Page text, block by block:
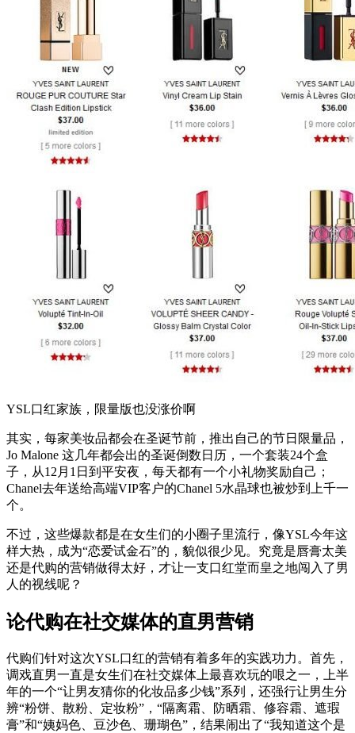
YSL口红家族，限量版也没涨价啊
其实，每家美妆品都会在圣诞节前，推出自己的节日限量品，
Jo Malone 这几年都会出的圣诞倒数日历，一个套装24个盒
子，从12月1日到平安夜，每天都有一个小礼物奖励自己；
Chanel去年送给高端VIP客户的Chanel 5水晶球也被炒到上千一
个。
不过，这些爆款都是在女生们的小圈子里流行，像YSL今年这
样大热，成为“恋爱试金石”的，貌似很少见。究竟是唇膏太美
还是代购的营销做得太好，才让一支口红堂而皇之地闯入了男
人的视线呢？
论代购在社交媒体的直男营销
代购们针对这次YSL口红的营销有着多年的实践功力。首先，
调戏直男一直是女生们在社交媒体上最喜欢玩的哏之一，上半
年的一个“让男友猜你的化妆品多少钱”系列，还强行让男生分
辨“粉饼、散粉、定妆粉”，“隔离霜、防晒霜、修容霜、遮瑕
膏”和“姨妈色、豆沙色、珊瑚色”，结果闹出了“我知道这个是